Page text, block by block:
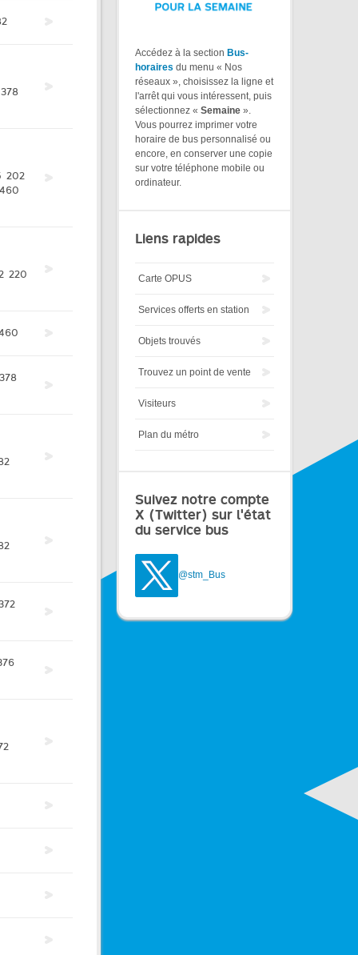
378
202
460
220
378
Accédez à la section Bus-
horaires du menu « Nos
réseaux », choisissez la ligne et
l'arrêt qui vous intéressent, puis
sélectionnez « Semaine ».
Vous pourrez imprimer votre
horaire de bus personnalisé ou
encore, en conserver une copie
sur votre téléphone mobile ou
ordinateur.
Liens rapides
Carte OPUS
Services offerts en station
Objets trouvés
Trouvez un point de vente
Visiteurs
Plan du métro
Suivez notre compte
X (Twitter) sur l'état
du service bus
@stm_Bus